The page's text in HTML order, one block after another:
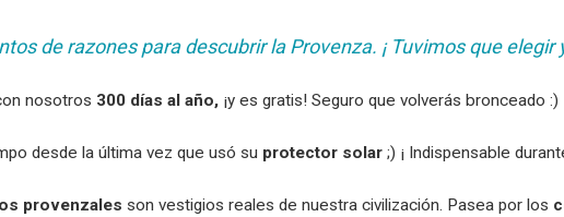
de razones para descubrir la Provenza. ¡ Tuvimos que
nosotros 300 días al año, ¡y es gratis! Seguro que volverás bronceado :)
desde la última vez que usó su protector solar ;) ¡ Indispensable
provenzales son vestigios reales de nuestra civilización. Pasea por los